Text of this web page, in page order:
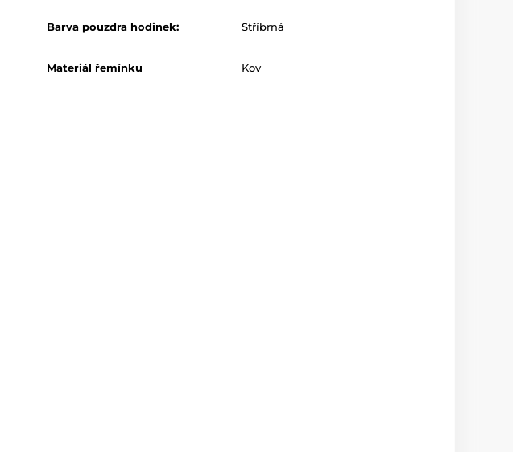
Barva pouzdra hodinek: Stříbrná
Materiál řemínku Kov